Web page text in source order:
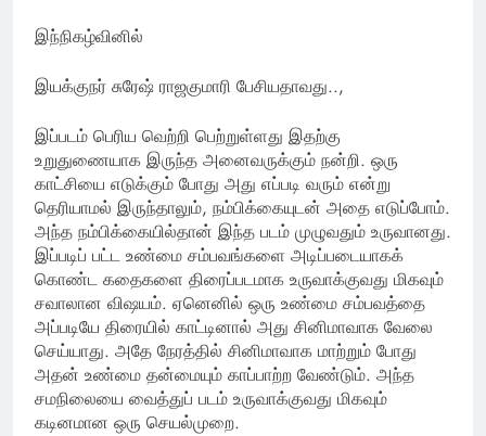
இந்நிகழ்வினில்
இயக்குநர் சுரேஷ் ராஜகுமாரி பேசியதாவது..,
இப்படம் பெரிய வெற்றி பெற்றுள்ளது இதற்கு
உறுதுணையாக இருந்த அனைவருக்கும் நன்றி. ஒரு
காட்சியை எடுக்கும் போது அது எப்படி வரும் என்று
தெரியாமல் இருந்தாலும், நம்பிக்கையுடன் அதை எடுப்போம்.
அந்த நம்பிக்கையில்தான் இந்த படம் முழுவதும் உருவானது.
இப்படிப் பட்ட உண்மை சம்பவங்களை அடிப்படையாகக்
கொண்ட கதைகளை திரைப்படமாக உருவாக்குவது மிகவும்
சவாலான விஷயம். ஏனெனில் ஒரு உண்மை சம்பவத்தை
அப்படியே திரையில் காட்டினால் அது சினிமாவாக வேலை
செய்யாது. அதே நேரத்தில் சினிமாவாக மாற்றும் போது
அதன் உண்மை தன்மையும் காப்பாற்ற வேண்டும். அந்த
சமநிலையை வைத்துப் படம் உருவாக்குவது மிகவும்
கடினமான ஒரு செயல்முறை.